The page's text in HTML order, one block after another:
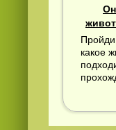
Пройди
какое